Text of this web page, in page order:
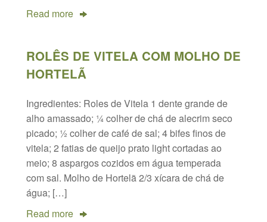
Read more
ROLÊS DE VITELA COM MOLHO DE
HORTELÃ
Ingredientes: Roles de Vitela 1 dente grande de
alho amassado; ¼ colher de chá de alecrim seco
picado; ½ colher de café de sal; 4 bifes finos de
vitela; 2 fatias de queijo prato light cortadas ao
meio; 8 aspargos cozidos em água temperada
com sal. Molho de Hortelã 2/3 xícara de chá de
água; […]
Read more